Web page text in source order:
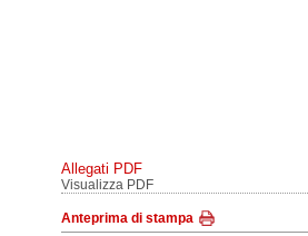
Allegati PDF
Visualizza PDF
Anteprima di stampa